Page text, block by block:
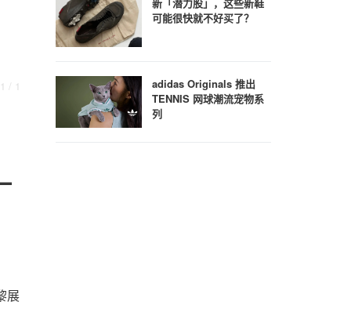
1 / 1
展
可能很快就不好买了？
adidas Originals 推出
TENNIS 网球潮流宠物系
列